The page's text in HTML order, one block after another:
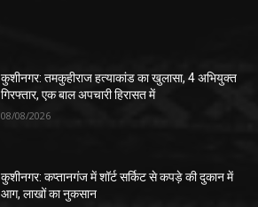
कुशीनगर: तमकुहीराज हत्याकांड का खुलासा, 4 अभियुक्त
गिरफ्तार, एक बाल अपचारी हिरासत में
08/08/2026
कुशीनगर: कप्तानगंज में शॉर्ट सर्किट से कपड़े की दुकान में
आग, लाखों का नुकसान